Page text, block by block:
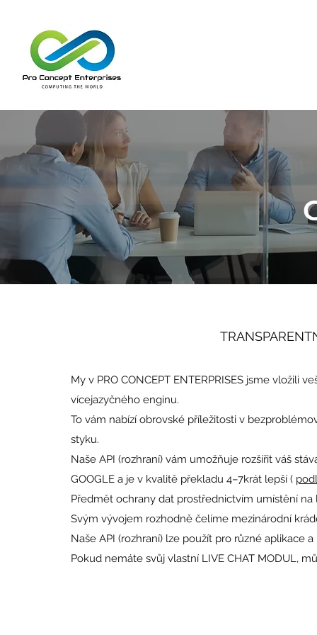
My v PRO CONCEPT ENTERPRISES jsme vložili
vícejazyčného enginu.
To vám nabízí obrovské příležitosti v
styku.
Naše API (rozhraní) vám umožňuje rozšířit váš
GOOGLE a je v kvalitě překladu 4–7krát lepší (
Předmět ochrany dat prostřednictvím umístění
Svým vývojem rozhodně čelíme mezinárodní
Naše API (rozhraní) lze použít pro různé aplikace a
Pokud nemáte svůj vlastní LIVE CHAT MODUL,